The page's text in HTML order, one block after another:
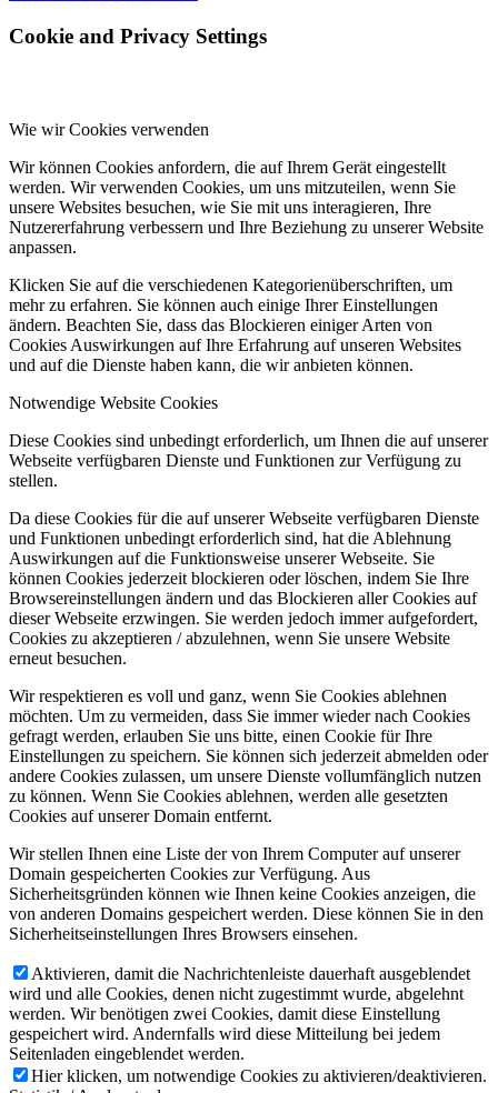
Cookie and Privacy Settings
Wie wir Cookies verwenden
Wir können Cookies anfordern, die auf Ihrem Gerät eingestellt
werden. Wir verwenden Cookies, um uns mitzuteilen, wenn Sie
unsere Websites besuchen, wie Sie mit uns interagieren, Ihre
Nutzererfahrung verbessern und Ihre Beziehung zu unserer Website
anpassen.
Klicken Sie auf die verschiedenen Kategorienüberschriften, um
mehr zu erfahren. Sie können auch einige Ihrer Einstellungen
ändern. Beachten Sie, dass das Blockieren einiger Arten von
Cookies Auswirkungen auf Ihre Erfahrung auf unseren Websites
und auf die Dienste haben kann, die wir anbieten können.
Notwendige Website Cookies
Diese Cookies sind unbedingt erforderlich, um Ihnen die auf unserer
Webseite verfügbaren Dienste und Funktionen zur Verfügung zu
stellen.
Da diese Cookies für die auf unserer Webseite verfügbaren Dienste
und Funktionen unbedingt erforderlich sind, hat die Ablehnung
Auswirkungen auf die Funktionsweise unserer Webseite. Sie
können Cookies jederzeit blockieren oder löschen, indem Sie Ihre
Browsereinstellungen ändern und das Blockieren aller Cookies auf
dieser Webseite erzwingen. Sie werden jedoch immer aufgefordert,
Cookies zu akzeptieren / abzulehnen, wenn Sie unsere Website
erneut besuchen.
Wir respektieren es voll und ganz, wenn Sie Cookies ablehnen
möchten. Um zu vermeiden, dass Sie immer wieder nach Cookies
gefragt werden, erlauben Sie uns bitte, einen Cookie für Ihre
Einstellungen zu speichern. Sie können sich jederzeit abmelden oder
andere Cookies zulassen, um unsere Dienste vollumfänglich nutzen
zu können. Wenn Sie Cookies ablehnen, werden alle gesetzten
Cookies auf unserer Domain entfernt.
Wir stellen Ihnen eine Liste der von Ihrem Computer auf unserer
Domain gespeicherten Cookies zur Verfügung. Aus
Sicherheitsgründen können wie Ihnen keine Cookies anzeigen, die
von anderen Domains gespeichert werden. Diese können Sie in den
Sicherheitseinstellungen Ihres Browsers einsehen.
Aktivieren, damit die Nachrichtenleiste dauerhaft ausgeblendet
wird und alle Cookies, denen nicht zugestimmt wurde, abgelehnt
werden. Wir benötigen zwei Cookies, damit diese Einstellung
gespeichert wird. Andernfalls wird diese Mitteilung bei jedem
Seitenladen eingeblendet werden.
Hier klicken, um notwendige Cookies zu aktivieren/deaktivieren.